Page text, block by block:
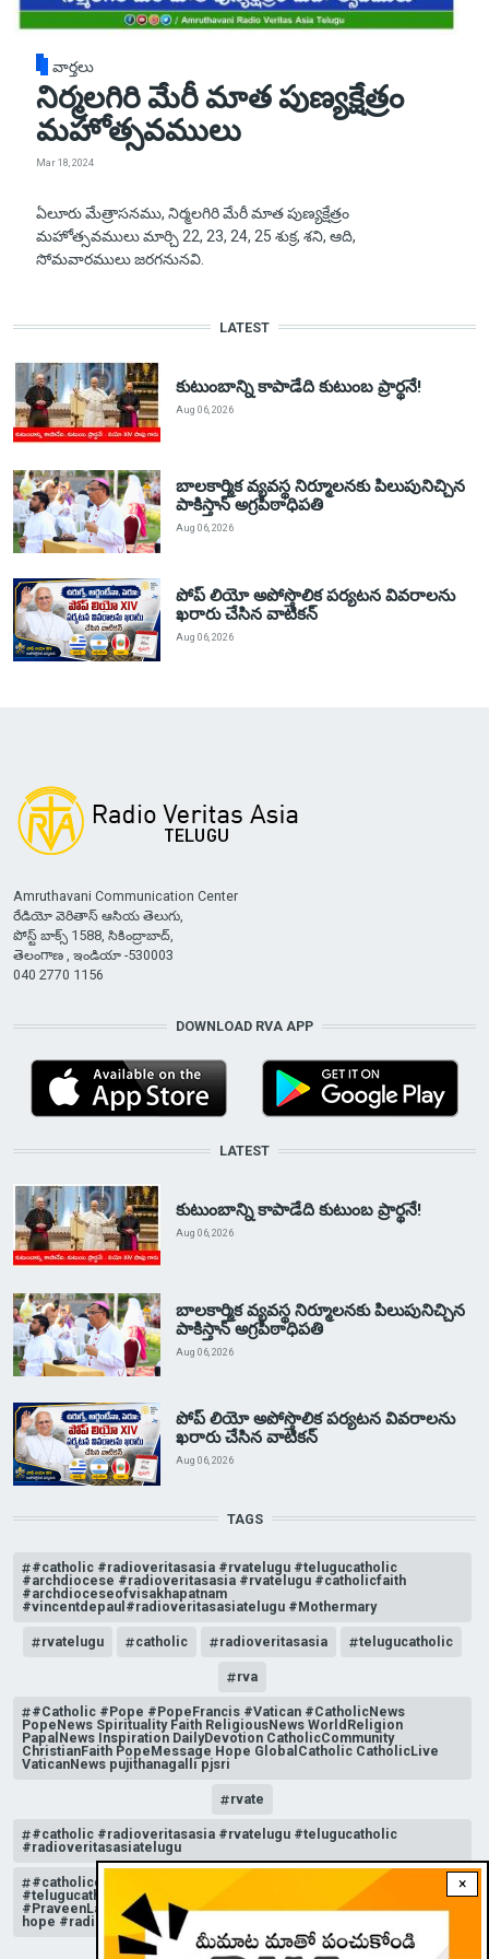
వార్తలు
నిర్మలగిరి మేరీ మాత పుణ్యక్షేత్రం
మహోత్సవములు
Mar 18, 2024
ఏలూరు మేత్రాసనము, నిర్మలగిరి మేరీ మాత పుణ్యక్షేత్రం
మహోత్సవములు మార్చి 22, 23, 24, 25 శుక్ర, శని, ఆది,
సోమవారములు జరగనునవి.
LATEST
కుటుంబాన్ని కాపాడేది కుటుంబ ప్రార్థనే!
Aug 06, 2026
బాలకార్మిక వ్యవస్థ నిర్మూలనకు పిలుపునిచ్చిన
పాకిస్తాన్ అగ్రపీఠాధిపతి
Aug 06, 2026
పోప్ లియో అపోస్తొలిక పర్యటన వివరాలను
ఖరారు చేసిన వాటికన్
Aug 06, 2026
×
Amruthavani Communication Center
రేడియో వెరితాస్ ఆసియ తెలుగు,
పోస్ట్ బాక్స్ 1588, సికింద్రాబాద్,
తెలంగాణ , ఇండియా -530003
040 2770 1156
DOWNLOAD RVA APP
LATEST
కుటుంబాన్ని కాపాడేది కుటుంబ ప్రార్థనే!
Aug 06, 2026
బాలకార్మిక వ్యవస్థ నిర్మూలనకు పిలుపునిచ్చిన
పాకిస్తాన్ అగ్రపీఠాధిపతి
Aug 06, 2026
పోప్ లియో అపోస్తొలిక పర్యటన వివరాలను
ఖరారు చేసిన వాటికన్
Aug 06, 2026
TAGS
#catholic #radioveritasasia #rvatelugu #telugucatholic
#archdiocese #radioveritasasia #rvatelugu #catholicfaith
#archdioceseofvisakhapatnam
#vincentdepaul#radioveritasasiatelugu #Mothermary
rvatelugu catholic radioveritasasia telugucatholic
rva
#Catholic #Pope #PopeFrancis #Vatican #CatholicNews
PopeNews Spirituality Faith ReligiousNews WorldReligion
PapalNews Inspiration DailyDevotion CatholicCommunity
ChristianFaith PopeMessage Hope GlobalCatholic CatholicLive
VaticanNews pujithanagalli pjsri
rvate
#catholic #radioveritasasia #rvatelugu #telugucatholic
#radioveritasasiatelugu
#catholicchurchnews #catholictelugu #telugucatholic
#telugucatholicchurch #radioveritasasia #rvatelugu
#PraveenLakkisetti #reflection #advent #christmas #messageof
hope #radioveritas #rvatelugu #viral #insta